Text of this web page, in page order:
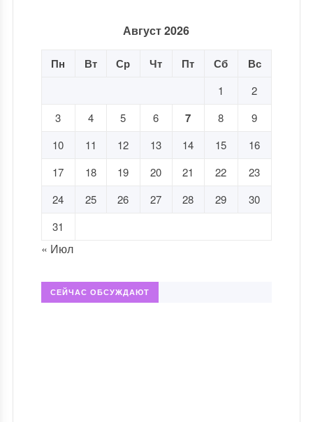
Август 2026
Пн Вт Ср Чт Пт Сб Вс
1
2
3
4 5 6 7 8
9
10
11 12 13 14 15
16
17
18 19 20 21 22
23
24
25 26 27 28 29
30
31
« Июл
СЕЙЧАС ОБСУЖДАЮТ